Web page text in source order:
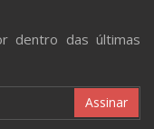
dentro das últimas
Assinar